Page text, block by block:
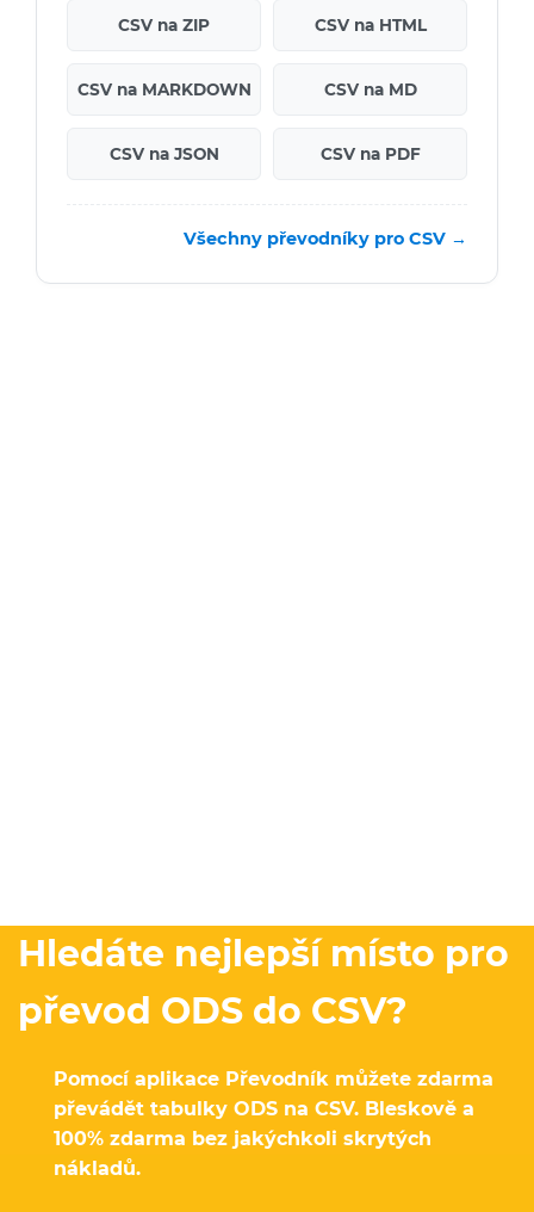
CSV na ZIP CSV na HTML
CSV na MARKDOWN CSV na MD
CSV na JSON CSV na PDF
Všechny převodníky pro CSV →
Hledáte nejlepší místo pro
převod ODS do CSV?
Pomocí aplikace Převodník můžete zdarma
převádět tabulky ODS na CSV. Bleskově a
100% zdarma bez jakýchkoli skrytých
nákladů.